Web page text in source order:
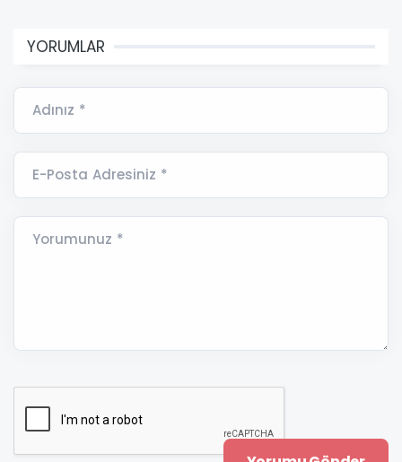
YORUMLAR
Adınız *
E-Posta Adresiniz *
Yorumunuz *